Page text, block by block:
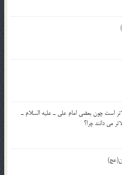
يك از 14 معصوم بالاتر است چون بعضي امام علي ـ عليه السلام ـ
مي دانند چرا؟